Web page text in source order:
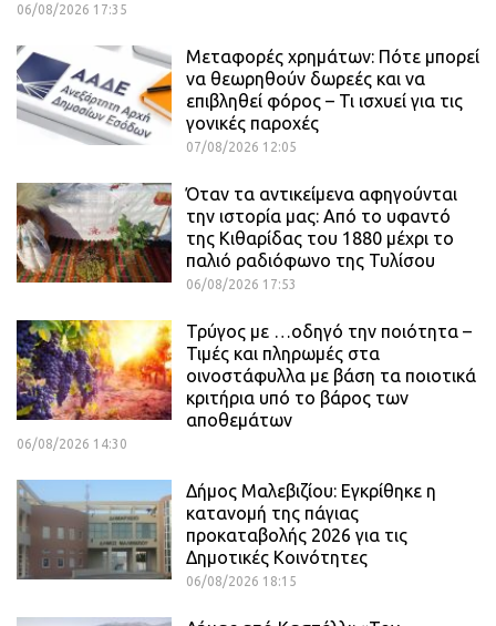
06/08/2026 17:35
Μεταφορές χρημάτων: Πότε μπορεί
να θεωρηθούν δωρεές και να
επιβληθεί φόρος – Τι ισχυεί για τις
γονικές παροχές
07/08/2026 12:05
Όταν τα αντικείμενα αφηγούνται
την ιστορία μας: Από το υφαντό
της Κιθαρίδας του 1880 μέχρι το
παλιό ραδιόφωνο της Τυλίσου
06/08/2026 17:53
Τρύγος με …οδηγό την ποιότητα –
Τιμές και πληρωμές στα
οινοστάφυλλα με βάση τα ποιοτικά
κριτήρια υπό το βάρος των
αποθεμάτων
06/08/2026 14:30
Δήμος Μαλεβιζίου: Εγκρίθηκε η
κατανομή της πάγιας
προκαταβολής 2026 για τις
Δημοτικές Κοινότητες
06/08/2026 18:15